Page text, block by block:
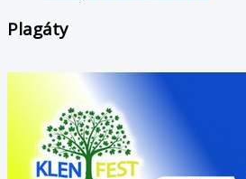
Plagáty